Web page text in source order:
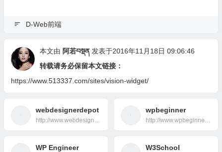
D-Web前端
本文由 阿若བསྡན 发表于2016年11月18日 09:06:46
转载请务必保留本文链接：
https://www.513337.com/sites/vision-widget/
webdesignerdepot
http://www.webdesignerdepot.com/
wpbeginner
http://www.wpbeginner.com/
WP Engineer W3School